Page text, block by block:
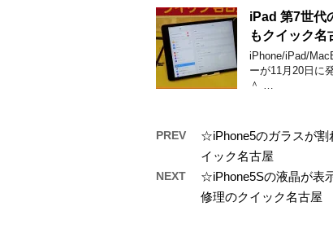
iPad 第7世代
もクイック名
iPhone/iPad/
ーが11月20日に
＾ …
PREV
☆iPhone5のガラスが割
イック名古屋
NEXT
☆iPhone5Sの液晶が表
修理のクイック名古屋